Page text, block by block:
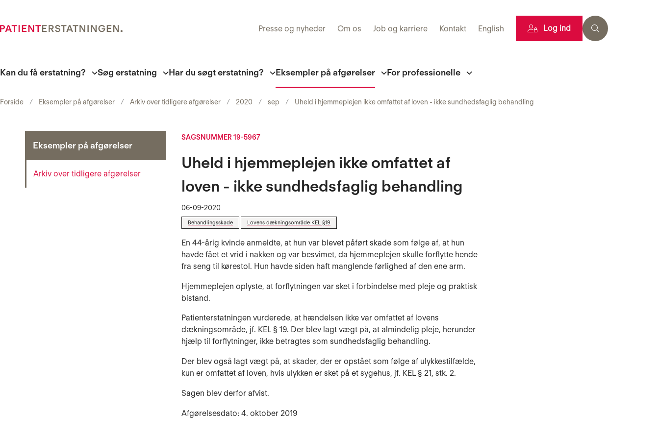
Presse og nyheder Om os Job og karriere Kontakt English Log ind
Kan du få erstatning? Søg erstatning Har du søgt erstatning? Eksempler på afgørelser For professionelle
Forside Eksempler på afgørelser Arkiv over tidligere afgørelser 2020 sep Uheld i hjemmeplejen ikke omfattet af loven - ikke sundhedsfaglig behandling
Eksempler på afgørelser
Arkiv over tidligere afgørelser
SAGSNUMMER 19-5967
Uheld i hjemmeplejen ikke omfattet af
loven - ikke sundhedsfaglig behandling
06-09-2020
Behandlingsskade Lovens dækningsområde KEL §19
En 44-årig kvinde anmeldte, at hun var blevet påført skade som følge af, at hun
havde fået et vrid i nakken og var besvimet, da hjemmeplejen skulle forflytte hende
fra seng til kørestol. Hun havde siden haft manglende førlighed af den ene arm.
Hjemmeplejen oplyste, at forflytningen var sket i forbindelse med pleje og praktisk
bistand.
Patienterstatningen vurderede, at hændelsen ikke var omfattet af lovens
dækningsområde, jf. KEL § 19. Der blev lagt vægt på, at almindelig pleje, herunder
hjælp til forflytninger, ikke betragtes som sundhedsfaglig behandling.
Der blev også lagt vægt på, at skader, der er opstået som følge af ulykkestilfælde,
kun er omfattet af loven, hvis ulykken er sket på et sygehus, jf. KEL § 21, stk. 2.
Sagen blev derfor afvist.
Afgørelsesdato: 4. oktober 2019